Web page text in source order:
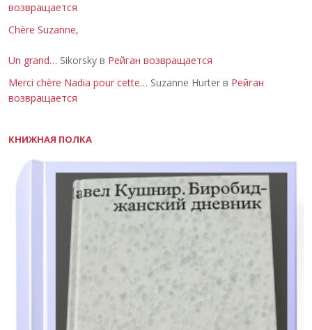
возвращается
Chère Suzanne,
Un grand… Sikorsky в Рейган возвращается
Merci chère Nadia pour cette… Suzanne Hurter в Рейган
возвращается
КНИЖНАЯ ПОЛКА